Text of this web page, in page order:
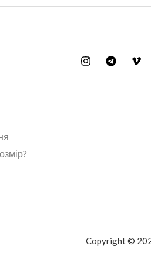
Copyright ©